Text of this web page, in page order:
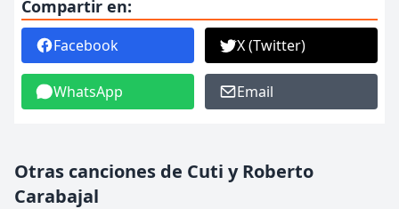
Compartir en:
Facebook X (Twitter)
WhatsApp Email
Otras canciones de Cuti y Roberto
Carabajal